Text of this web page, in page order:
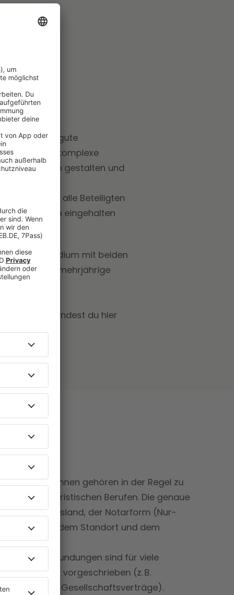
bietet sehr gute
und gern komplexe
Notar:innen gestalten und
dass alle Beteiligten
Vorgaben eingehalten
ein Jurastudium mit beiden
– über eine mehrjährige
gute
, Erb- oder
findest du hier
sich!
Notar:innen gehören in der Regel zu
juristischen Berufen. Die genaue
a. vom Bundesland, der Notarform (Nur-
dem Standort und dem
ab.
Beurkundungen sind für viele
gesetzlich vorgeschrieben (z. B.
bestimmte Gesellschaftsverträge).